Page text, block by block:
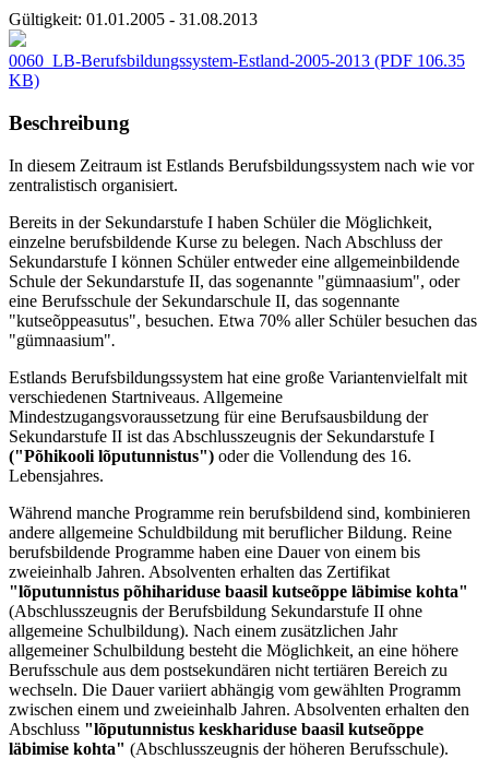
Gültigkeit: 01.01.2005 - 31.08.2013
0060_LB-Berufsbildungssystem-Estland-2005-2013 (PDF 106.35
KB)
Beschreibung
In diesem Zeitraum ist Estlands Berufsbildungssystem nach wie vor
zentralistisch organisiert.
Bereits in der Sekundarstufe I haben Schüler die Möglichkeit,
einzelne berufsbildende Kurse zu belegen. Nach Abschluss der
Sekundarstufe I können Schüler entweder eine allgemeinbildende
Schule der Sekundarstufe II, das sogenannte "gümnaasium", oder
eine Berufsschule der Sekundarschule II, das sogennante
"kutseõppeasutus", besuchen. Etwa 70% aller Schüler besuchen das
"gümnaasium".
Estlands Berufsbildungssystem hat eine große Variantenvielfalt mit
verschiedenen Startniveaus. Allgemeine
Mindestzugangsvoraussetzung für eine Berufsausbildung der
Sekundarstufe II ist das Abschlusszeugnis der Sekundarstufe I
("Põhikooli lõputunnistus") oder die Vollendung des 16.
Lebensjahres.
Während manche Programme rein berufsbildend sind, kombinieren
andere allgemeine Schuldbildung mit beruflicher Bildung. Reine
berufsbildende Programme haben eine Dauer von einem bis
zweieinhalb Jahren. Absolventen erhalten das Zertifikat
"lõputunnistus põhihariduse baasil kutseõppe läbimise kohta"
(Abschlusszeugnis der Berufsbildung Sekundarstufe II ohne
allgemeine Schulbildung). Nach einem zusätzlichen Jahr
allgemeiner Schulbildung besteht die Möglichkeit, an eine höhere
Berufsschule aus dem postsekundären nicht tertiären Bereich zu
wechseln. Die Dauer variiert abhängig vom gewählten Programm
zwischen einem und zweieinhalb Jahren. Absolventen erhalten den
Abschluss "lõputunnistus keskhariduse baasil kutseõppe
läbimise kohta" (Abschlusszeugnis der höheren Berufsschule).